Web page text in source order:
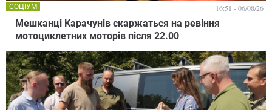
Мешканці Карачунів скаржаться на ревіння
мотоциклетних моторів після 22.00
СОЦІУМ 16:51 - 06/08/26